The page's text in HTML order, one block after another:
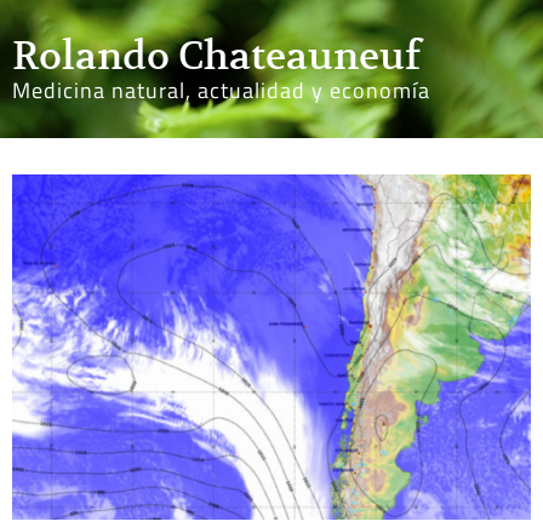
Rolando Chateauneuf
Medicina natural, actualidad y economía